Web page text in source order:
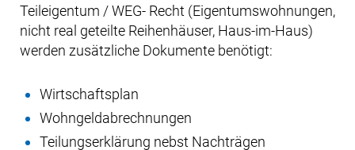
Teileigentum / WEG- Recht (Eigentumswohnungen,
nicht real geteilte Reihenhäuser, Haus-im-Haus)
werden zusätzliche Dokumente benötigt:
Wirtschaftsplan
Wohngeldabrechnungen
Teilungserklärung nebst Nachträgen